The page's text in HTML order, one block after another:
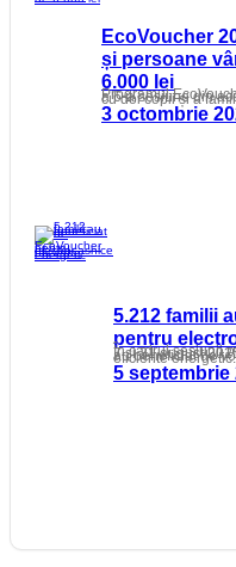
EcoVoucher
și persoane
6.000 lei
Programul EcoVoucher lansează astăzi, 3 octombrie, cea de-
3 octombrie
5.212 familii
pentru
În cadrul sesiunii programului EcoVoucher desfășurate între 7 și 31 august 2025, 5.212 familii din Republica Moldova au beneficiat de vouchere pentru electrocasnice
5 septembrie